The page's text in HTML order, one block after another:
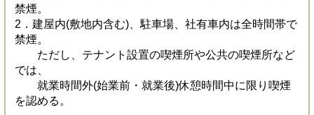
禁煙。
2．建屋内(敷地内含む)、駐車場、社有車内は全時間帯で
禁煙。
ただし、テナント設置の喫煙所や公共の喫煙所など
では、
就業時間外(始業前・就業後)休憩時間中に限り喫煙
を認める。